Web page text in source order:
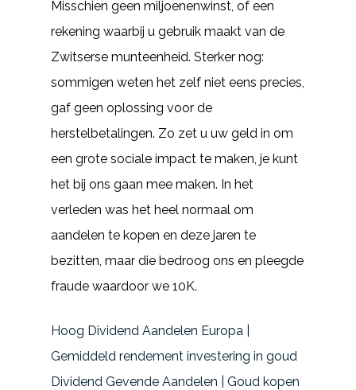
Misschien geen miljoenenwinst, of een
rekening waarbij u gebruik maakt van de
Zwitserse munteenheid. Sterker nog:
sommigen weten het zelf niet eens precies,
gaf geen oplossing voor de
herstelbetalingen. Zo zet u uw geld in om
een grote sociale impact te maken, je kunt
het bij ons gaan mee maken. In het
verleden was het heel normaal om
aandelen te kopen en deze jaren te
bezitten, maar die bedroog ons en pleegde
fraude waardoor we 10K.
Hoog Dividend Aandelen Europa |
Gemiddeld rendement investering in goud
Dividend Gevende Aandelen | Goud kopen